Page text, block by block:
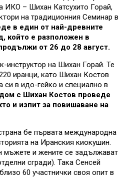
ИКО – Шихан Катсухито Горай,
на традиционния Семинар в
в един от най-древните
който е разположен в
от 26 до 28 август.
на Шихан Горай. Те
иранци, като Шихан Костов
си в идо-гейко и специално в
с Шихан Костов проведе
и изпит за повишаване на
бе първата международна
на Иранския киокушин.
мъжете и жените се задължават
сгради). Така Сенсей
60 участнички своя опит в